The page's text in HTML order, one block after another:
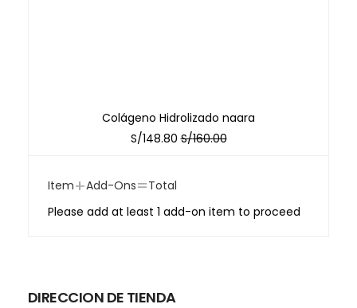
Colágeno Hidrolizado naara
S/148.80 S/160.00
Item+Add-Ons=Total
Please add at least 1 add-on item to proceed
DIRECCION DE TIENDA